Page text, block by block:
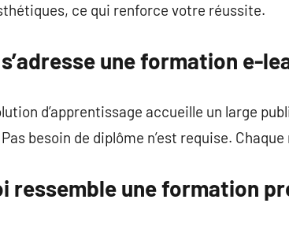
ce qui renforce votre réussite.
une formation e-
d’apprentissage accueille un large
besoin de diplôme n’est requise.
ressemble une formation